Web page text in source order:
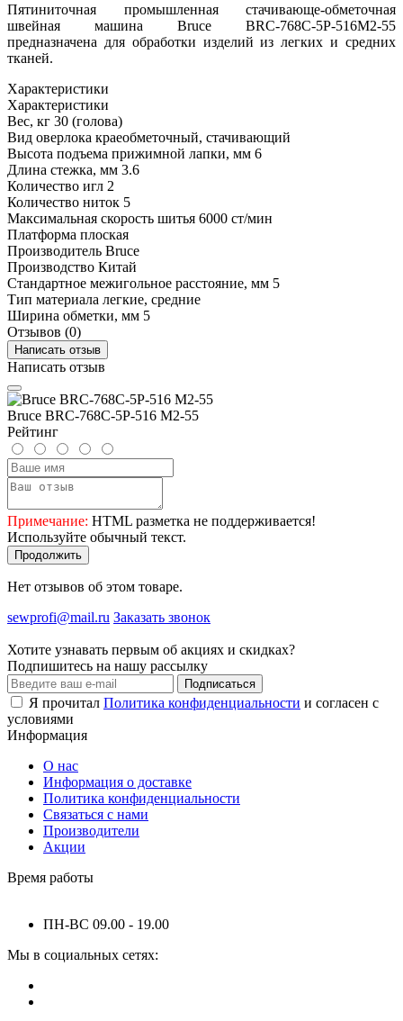
Пятиниточная промышленная стачивающе-обметочная
швейная машина Bruce BRC-768C-5P-516M2-55
предназначена для обработки изделий из легких и средних
тканей.
Характеристики
Характеристики
Вес, кг 30 (голова)
Вид оверлока краеобметочный, стачивающий
Высота подъема прижимной лапки, мм 6
Длина стежка, мм 3.6
Количество игл 2
Количество ниток 5
Максимальная скорость шитья 6000 ст/мин
Платформа плоская
Производитель Bruce
Производство Китай
Стандартное межигольное расстояние, мм 5
Тип материала легкие, средние
Ширина обметки, мм 5
Отзывов (0)
Написать отзыв
Написать отзыв
Bruce BRC-768C-5P-516 M2-55
Рейтинг
Примечание: HTML разметка не поддерживается!
Используйте обычный текст.
Продолжить
Нет отзывов об этом товаре.
sewprofi@mail.ru Заказать звонок
Хотите узнавать первым об акциях и скидках?
Подпишитесь на нашу рассылку
Подписаться
Я прочитал Политика конфиденциальности и согласен с
условиями
Информация
О нас
Информация о доставке
Политика конфиденциальности
Связаться с нами
Производители
Акции
Время работы
ПН-ВС 09.00 - 19.00
Мы в социальных сетях: